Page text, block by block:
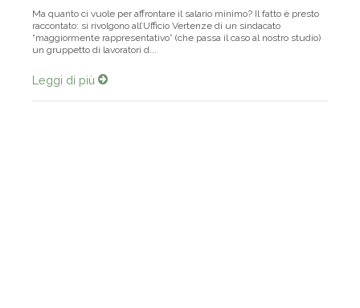
Ma quanto ci vuole per affrontare il salario minimo? Il fatto è presto
raccontato: si rivolgono all’Ufficio Vertenze di un sindacato
“maggiormente rappresentativo” (che passa il caso al nostro studio)
un gruppetto di lavoratori d...
Leggi di più